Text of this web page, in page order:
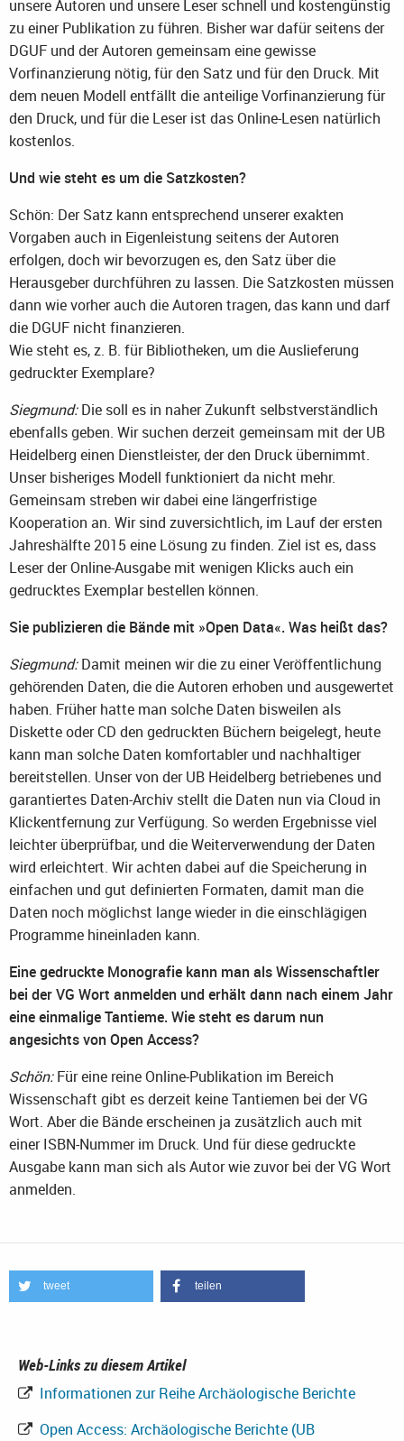
unsere Autoren und unsere Leser schnell und kostengünstig
zu einer Publikation zu führen. Bisher war dafür seitens der
DGUF und der Autoren gemeinsam eine gewisse
Vorfinanzierung nötig, für den Satz und für den Druck. Mit
dem neuen Modell entfällt die anteilige Vorfinanzierung für
den Druck, und für die Leser ist das Online-Lesen natürlich
kostenlos.
Und wie steht es um die Satzkosten?
Schön: Der Satz kann entsprechend unserer exakten
Vorgaben auch in Eigenleistung seitens der Autoren
erfolgen, doch wir bevorzugen es, den Satz über die
Herausgeber durchführen zu lassen. Die Satzkosten müssen
dann wie vorher auch die Autoren tragen, das kann und darf
die DGUF nicht finanzieren.
Wie steht es, z. B. für Bibliotheken, um die Auslieferung
gedruckter Exemplare?
Siegmund:Die soll es in naher Zukunft selbstverständlich
ebenfalls geben. Wir suchen derzeit gemeinsam mit der UB
Heidelberg einen Dienstleister, der den Druck übernimmt.
Unser bisheriges Modell funktioniert da nicht mehr.
Gemeinsam streben wir dabei eine längerfristige
Kooperation an. Wir sind zuversichtlich, im Lauf der ersten
Jahreshälfte 2015 eine Lösung zu finden. Ziel ist es, dass
Leser der Online-Ausgabe mit wenigen Klicks auch ein
gedrucktes Exemplar bestellen können.
Sie publizieren die Bände mit »Open Data«. Was heißt das?
Siegmund:Damit meinen wir die zu einer Veröffentlichung
gehörenden Daten, die die Autoren erhoben und ausgewertet
haben. Früher hatte man solche Daten bisweilen als
Diskette oder CD den gedruckten Büchern beigelegt, heute
kann man solche Daten komfortabler und nachhaltiger
bereitstellen. Unser von der UB Heidelberg betriebenes und
garantiertes Daten-Archiv stellt die Daten nun via Cloud in
Klickentfernung zur Verfügung. So werden Ergebnisse viel
leichter überprüfbar, und die Weiterverwendung der Daten
wird erleichtert. Wir achten dabei auf die Speicherung in
einfachen und gut definierten Formaten, damit man die
Daten noch möglichst lange wieder in die einschlägigen
Programme hineinladen kann.
Eine gedruckte Monografie kann man als Wissenschaftler
bei der VG Wort anmelden und erhält dann nach einem Jahr
eine einmalige Tantieme. Wie steht es darum nun
angesichts von Open Access?
Schön:Für eine reine Online-Publikation im Bereich
Wissenschaft gibt es derzeit keine Tantiemen bei der VG
Wort. Aber die Bände erscheinen ja zusätzlich auch mit
einer ISBN-Nummer im Druck. Und für diese gedruckte
Ausgabe kann man sich als Autor wie zuvor bei der VG Wort
anmelden.
tweet teilen
Web-Links zu diesem Artikel
Informationen zur Reihe Archäologische Berichte
Open Access: Archäologische Berichte (UB